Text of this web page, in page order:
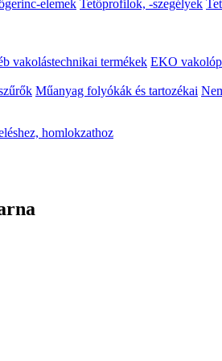
elemek Tetőprofilok, -szegélyek
vakolástechnikai termékek EKO
Műanyag folyókák és tartozékai
homlokzathoz